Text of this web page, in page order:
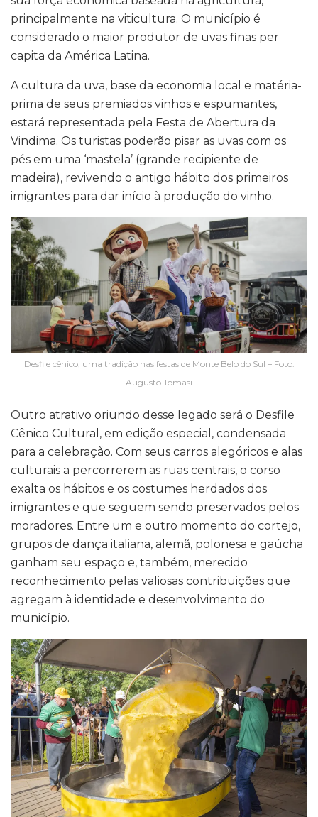
principalmente na viticultura. O município é
considerado o maior produtor de uvas finas per
capita da América Latina.
A cultura da uva, base da economia local e matéria-
prima de seus premiados vinhos e espumantes,
estará representada pela Festa de Abertura da
Vindima. Os turistas poderão pisar as uvas com os
pés em uma ‘mastela’ (grande recipiente de
madeira), revivendo o antigo hábito dos primeiros
imigrantes para dar início à produção do vinho.
Desfile cênico, uma tradição nas festas de Monte Belo do Sul – Foto:
Augusto Tomasi
Outro atrativo oriundo desse legado será o Desfile
Cênico Cultural, em edição especial, condensada
para a celebração. Com seus carros alegóricos e alas
culturais a percorrerem as ruas centrais, o corso
exalta os hábitos e os costumes herdados dos
imigrantes e que seguem sendo preservados pelos
moradores. Entre um e outro momento do cortejo,
grupos de dança italiana, alemã, polonesa e gaúcha
ganham seu espaço e, também, merecido
reconhecimento pelas valiosas contribuições que
agregam à identidade e desenvolvimento do
município.